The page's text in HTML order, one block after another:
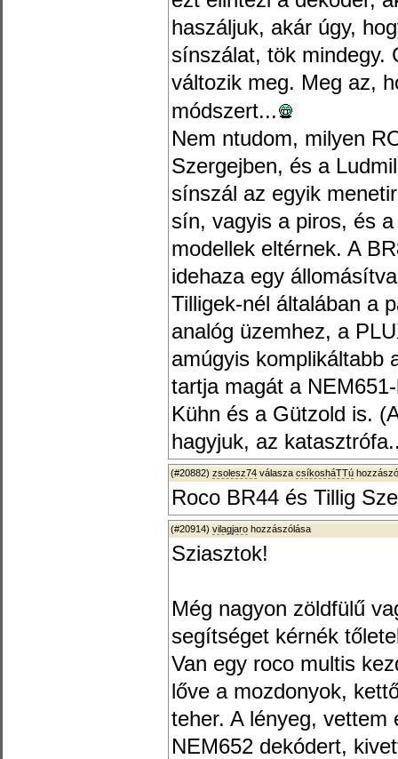
haszáljuk, akár úgy,
sínszálat, tök mindegy.
változik meg. Meg az,
módszert...
Nem ntudom, milyen
Szergejben, és a
sínszál az egyik
sín, vagyis a piros, és
modellek eltérnek. A
idehaza egy
Tilligek-nél általában a
analóg üzemhez, a
amúgyis komplikáltabb
tartja magát a
Kühn és a Gützold is.
hagyjuk, az
(#20882) zsolesz74 válasza csíkosháTTú
Roco BR44 és Tillig
(#20914) vilagjaro hozzászólása
Sziasztok!
Még nagyon zöldfülű
segítséget kérnék
Van egy roco multis
lőve a mozdonyok,
teher. A lényeg, vettem
NEM652 dekódert,